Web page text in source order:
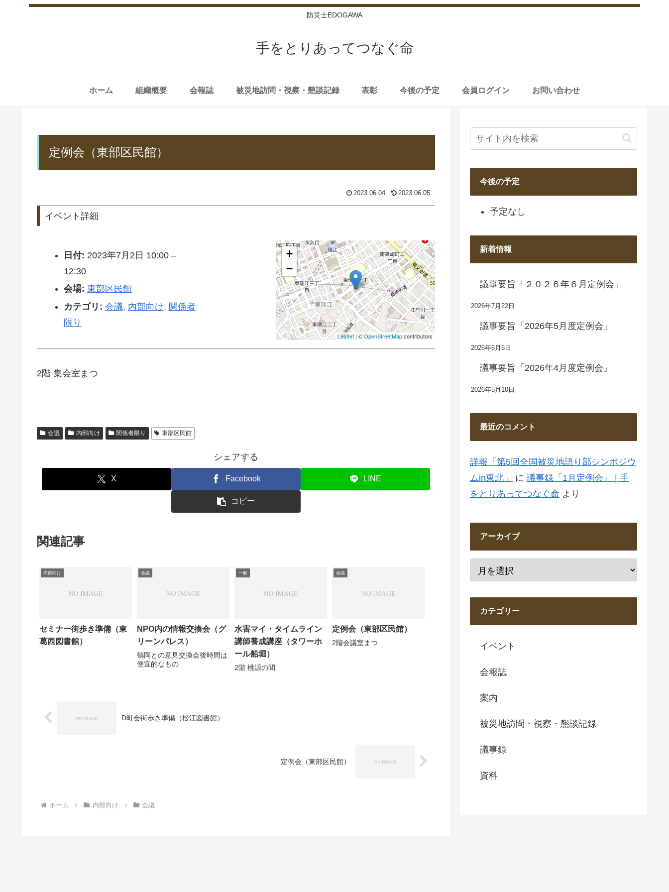
防災士EDOGAWA
手をとりあってつなぐ命
ホーム 組織概要 会報誌 被災地訪問・視察・懇談記録 表彰 今後の予定 会員ログイン お問い合わせ
定例会（東部区民館）
2023.06.04 2023.06.05
イベント詳細
日付: 2023年7月2日 10:00–
12:30
会場: 東部区民館
カテゴリ: 会議, 内部向け, 関係者
限り
+
−
Leaflet | ©OpenStreetMapcontributors
2階 集会室まつ
会議 内部向け 関係者限り 東部区民館
シェアする
X Facebook LINE
コピー
関連記事
内部向け
セミナー街歩き準備（東
葛西図書館）
会議
NPO内の情報交換会（グ
リーンパレス）
鶴岡との意見交換会後時間は
便宜的なもの
一般
水害マイ・タイムライン
講師養成講座（タワーホ
ール船堀）
2階 桃源の間
会議
定例会（東部区民館）
2階会議室まつ
D町会街歩き準備（松江図書館）
定例会（東部区民館）
ホーム 内部向け 会議
今後の予定
予定なし
新着情報
議事要旨「２０２６年６月定例会」
2026年7月22日
議事要旨「2026年5月度定例会」
2026年6月6日
議事要旨「2026年4月度定例会」
2026年5月10日
最近のコメント
詳報「第5回全国被災地語り部シンポジウ
ムin東北」
に 議事録「1月定例会」 | 手
をとりあってつなぐ命 より
アーカイブ
カテゴリー
イベント
会報誌
案内
被災地訪問・視察・懇談記録
議事録
資料